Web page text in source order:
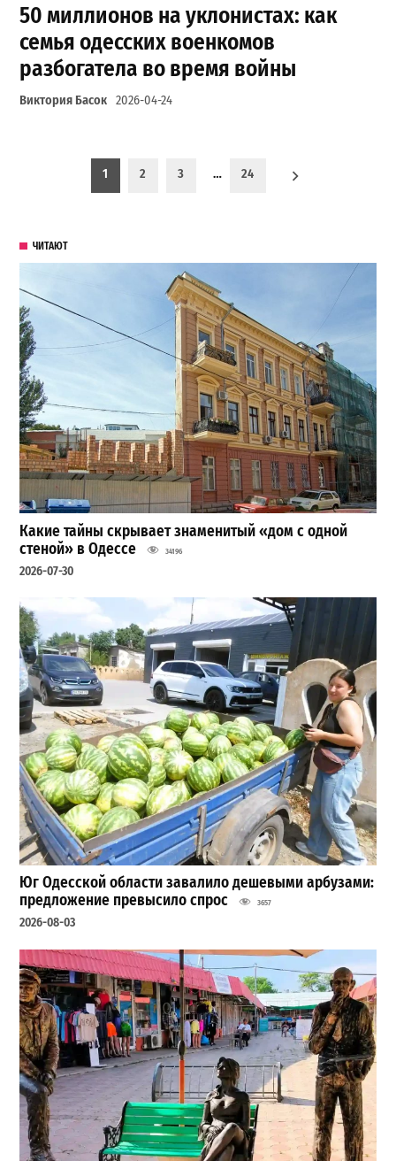
50 миллионов на уклонистах: как
семья одесских военкомов
разбогатела во время войны
Виктория Басок 2026-04-24
Пагинация записей
1 2 3 … 24
ЧИТАЮТ
Какие тайны скрывает знаменитый «дом с одной
стеной» в Одессе
34196
2026-07-30
Юг Одесской области завалило дешевыми арбузами:
предложение превысило спрос
3657
2026-08-03